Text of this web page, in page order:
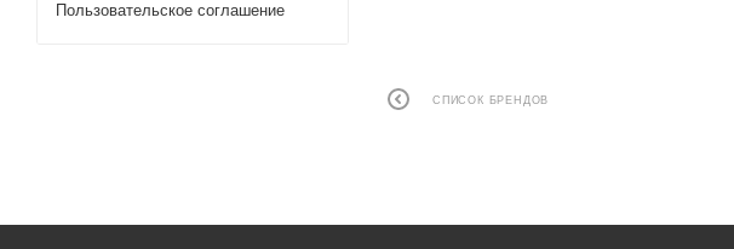
СПИСОК БРЕНДОВ
Пользовательское соглашение